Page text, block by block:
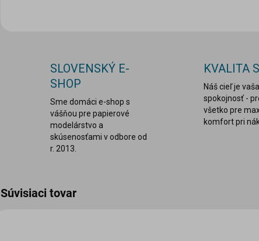
SLOVENSKÝ E-
SHOP
Sme domáci e-shop s
vášňou pre papierové
modelárstvo a
skúsenosťami v odbore od
r. 2013.
KVALITA
Náš cieľ je vaša
spokojnosť -
všetko pre
komfort pri
Súvisiaci tovar